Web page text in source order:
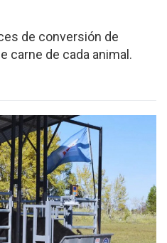
de conversión de
carne de cada animal.